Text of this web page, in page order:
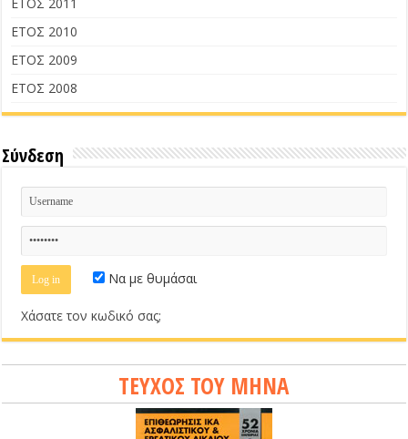
ΕΤΟΣ 2011
ΕΤΟΣ 2010
ΕΤΟΣ 2009
ΕΤΟΣ 2008
Σύνδεση
Να με θυμάσαι
Χάσατε τον κωδικό σας;
ΤΕΥΧΟΣ ΤΟΥ ΜΗΝΑ